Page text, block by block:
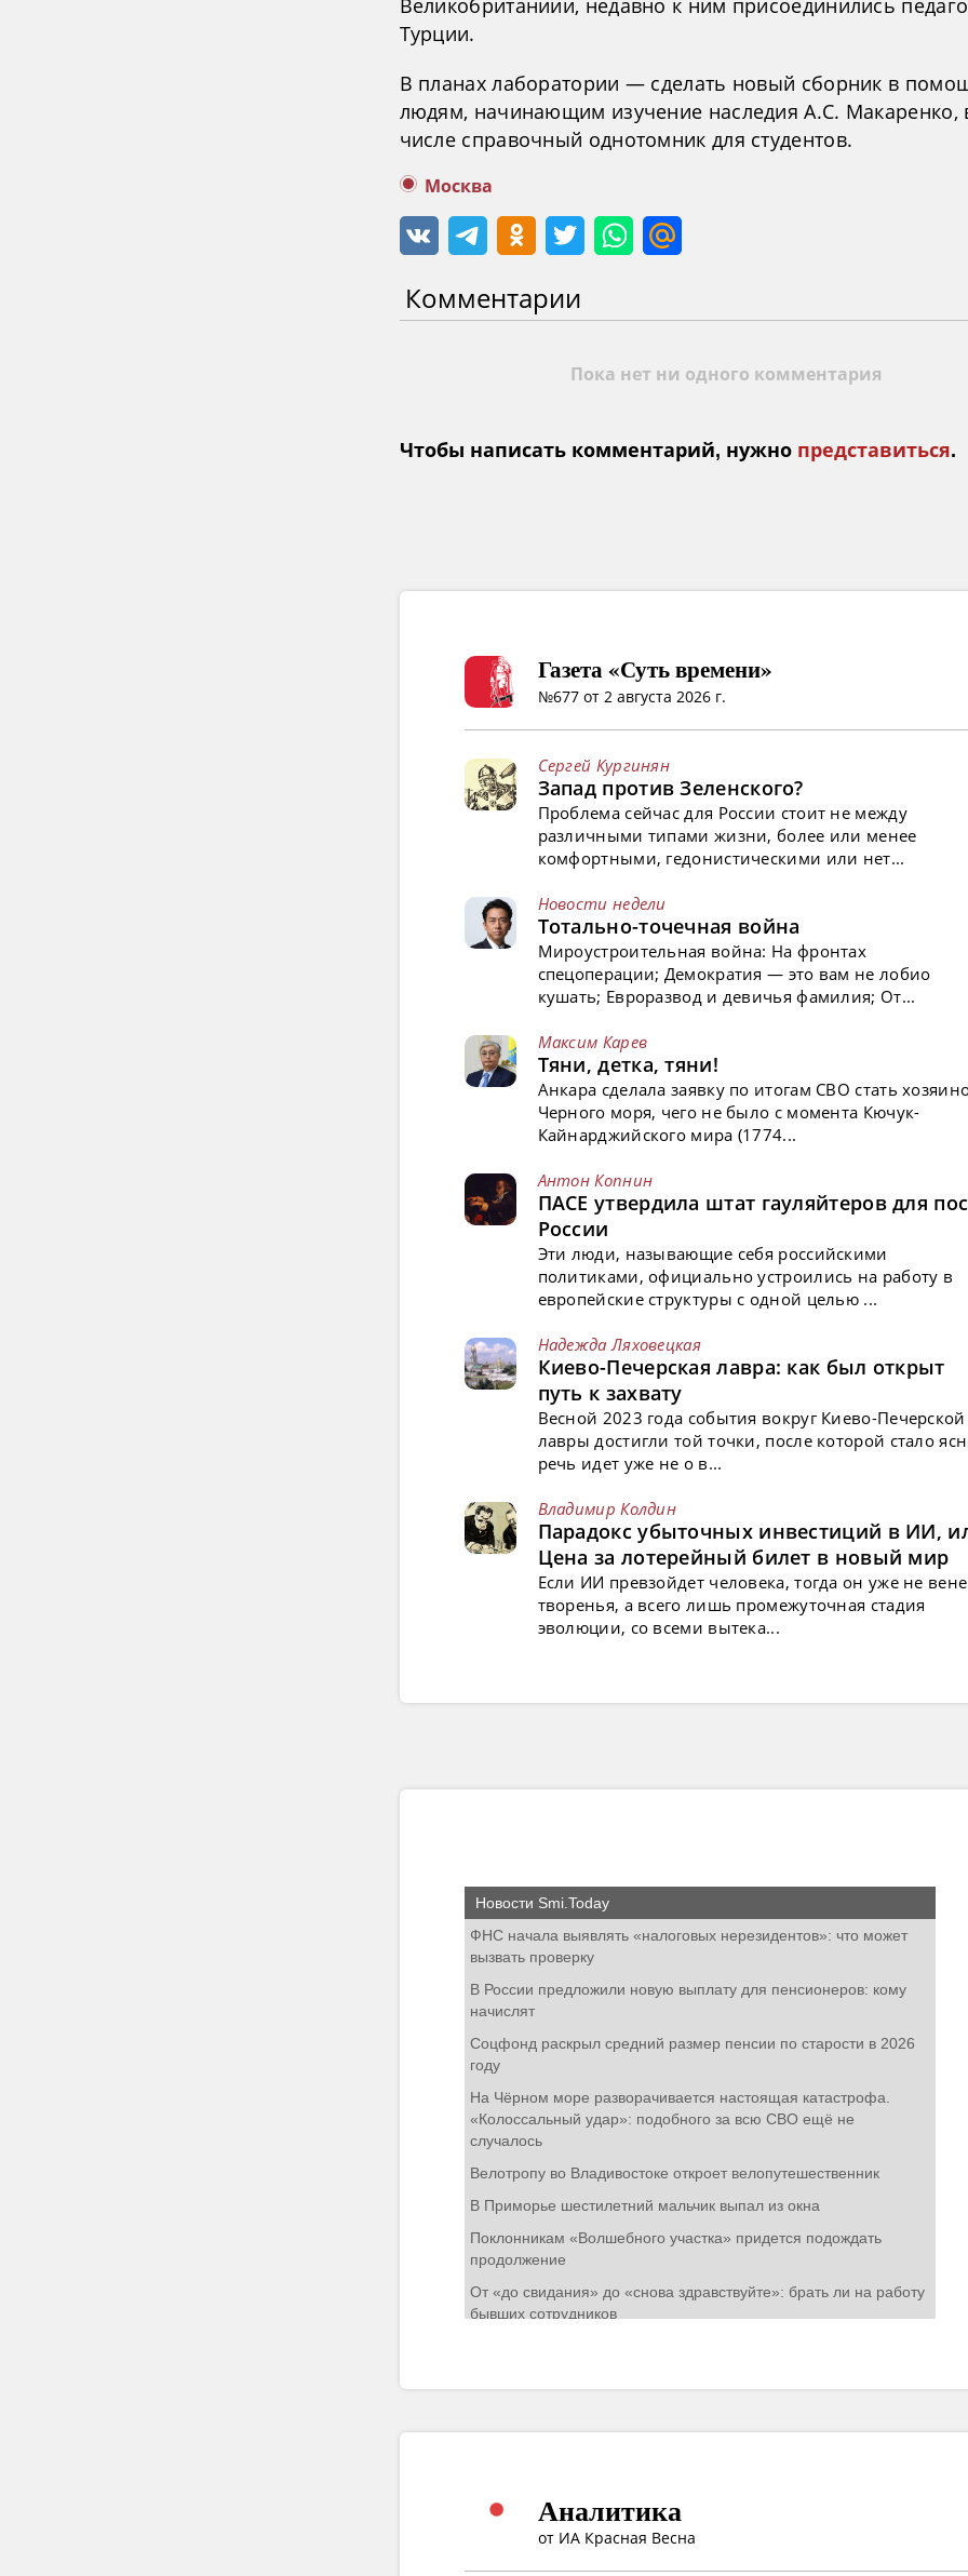
Великобританиии, недавно к ним присоединились
Турции.
В планах лаборатории — сделать новый сборник в
людям, начинающим изучение наследия А.С. Макаренко,
числе справочный однотомник для студентов.
Москва
Комментарии
Пока нет ни одного комментария
Чтобы написать комментарий, нужно представиться.
Газета «Суть времени»
№677 от 2 августа 2026 г.
Сергей Кургинян
Запад против Зеленского?
Проблема сейчас для России стоит не между
различными типами жизни, более или менее
комфортными, гедонистическими или нет...
Новости недели
Тотально-точечная война
Мироустроительная война: На фронтах
спецоперации; Демократия — это вам не лобио
кушать; Евроразвод и девичья фамилия; От...
Максим Карев
Тяни, детка, тяни!
Анкара сделала заявку по итогам СВО стать
Черного моря, чего не было с момента Кючук-
Кайнарджийского мира (1774...
Антон Копнин
ПАСЕ утвердила штат гауляйтеров для
России
Эти люди, называющие себя российскими
политиками, официально устроились на работу в
европейские структуры с одной целью ...
Надежда Ляховецкая
Киево-Печерская лавра: как был открыт
путь к захвату
Весной 2023 года события вокруг Киево-Печерской
лавры достигли той точки, после которой стало
речь идет уже не о в...
Владимир Колдин
Парадокс убыточных инвестиций в ИИ,
Цена за лотерейный билет в новый мир
Если ИИ превзойдет человека, тогда он уже не
творенья, а всего лишь промежуточная стадия
эволюции, со всеми вытека...
Аналитика
от ИА Красная Весна